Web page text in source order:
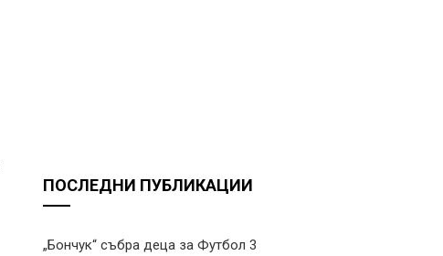
ПОСЛЕДНИ ПУБЛИКАЦИИ
„Бончук“ събра деца за Футбол 3